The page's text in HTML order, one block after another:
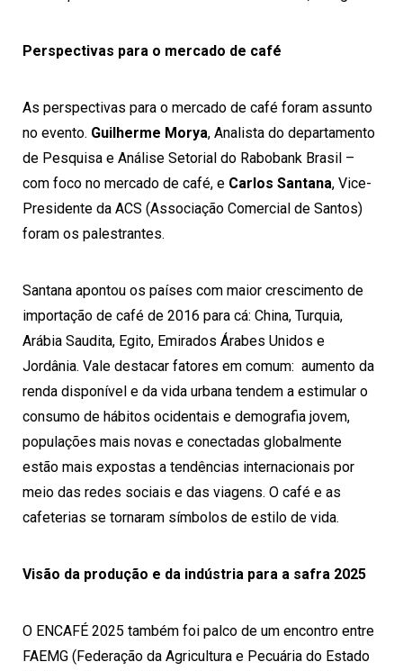
Perspectivas para o mercado de café
As perspectivas para o mercado de café foram assunto
no evento. Guilherme Morya, Analista do departamento
de Pesquisa e Análise Setorial do Rabobank Brasil –
com foco no mercado de café, e Carlos Santana, Vice-
Presidente da ACS (Associação Comercial de Santos)
foram os palestrantes.
Santana apontou os países com maior crescimento de
importação de café de 2016 para cá: China, Turquia,
Arábia Saudita, Egito, Emirados Árabes Unidos e
Jordânia. Vale destacar fatores em comum: aumento da
renda disponível e da vida urbana tendem a estimular o
consumo de hábitos ocidentais e demografia jovem,
populações mais novas e conectadas globalmente
estão mais expostas a tendências internacionais por
meio das redes sociais e das viagens. O café e as
cafeterias se tornaram símbolos de estilo de vida.
Visão da produção e da indústria para a safra 2025
O ENCAFÉ 2025 também foi palco de um encontro entre
FAEMG (Federação da Agricultura e Pecuária do Estado